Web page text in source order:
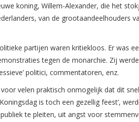
koning, Willem-Alexander, die het
van de grootaandeelhouders
partijen waren kritiekloos. Er was
tegen de monarchie. Zij
politici, commentatoren, enz.
velen praktisch onmogelijk dat dit
is toch een gezellig feest’,
te pleiten, uit angst voor